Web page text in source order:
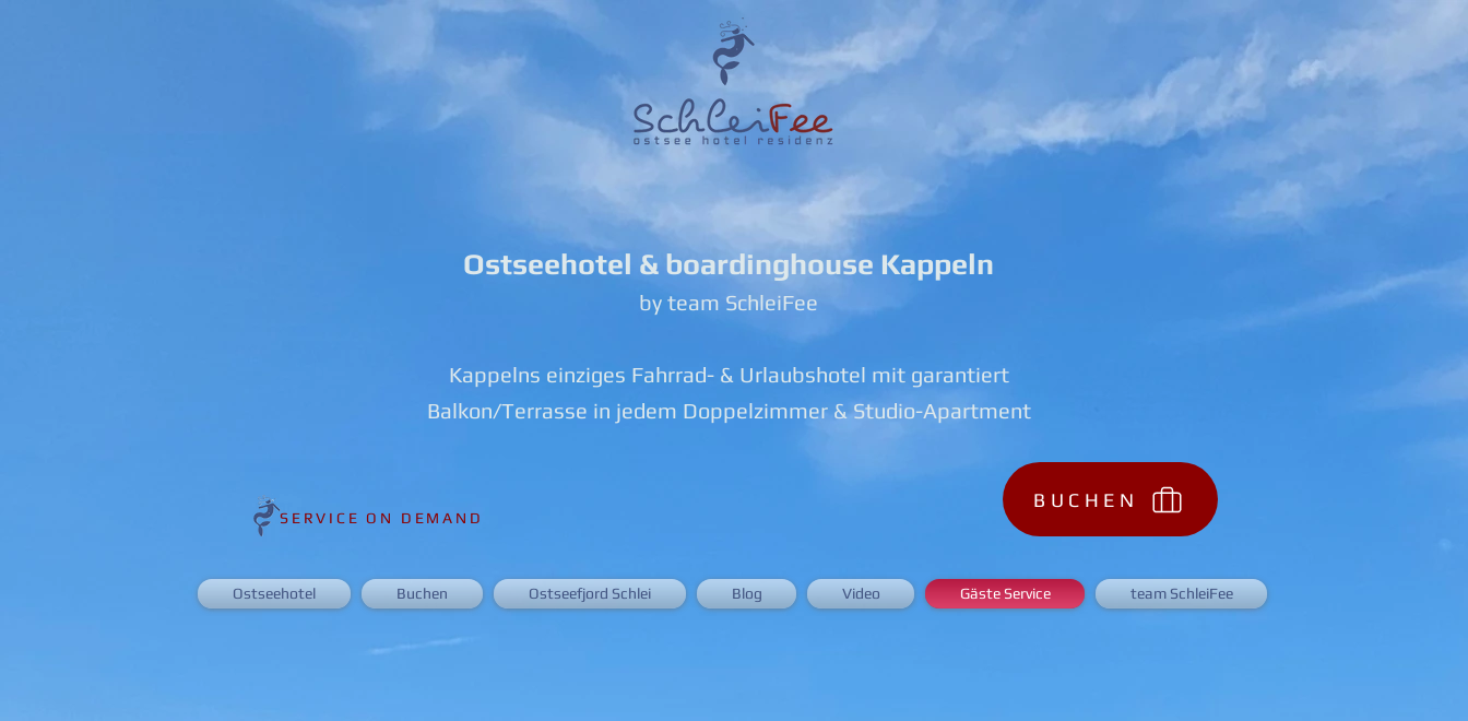
Ostseehotel & boardinghouse Kappeln
by team SchleiFee
Kappelns einziges Fahrrad- & Urlaubshotel mit garantiert
Balkon/Terrasse in jedem Doppelzimmer & Studio-Apartment
SERVICE ON DEMAND
BUCHEN
Ostseehotel Buchen Ostseefjord Schlei Blog Video Gäste Service team SchleiFee